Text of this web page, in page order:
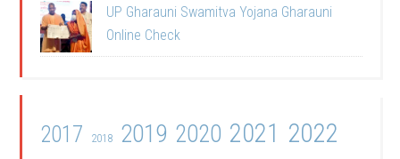
UP Gharauni Swamitva Yojana Gharauni
Online Check
2017 2018 2019 2020 2021 2022